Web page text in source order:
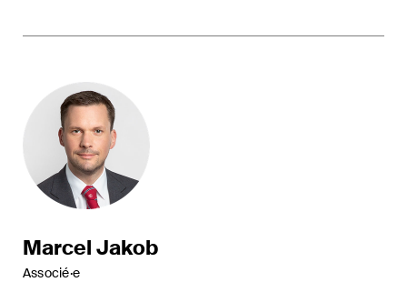
Marcel Jakob
Associé·e
ESG
Restructuration et insolvabilité
Sciences de la vie
Cybercriminalité